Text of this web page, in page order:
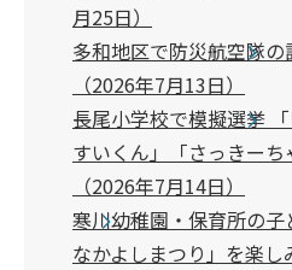
月25日）
多和地区で防災航空隊
（2026年7月13日）
長尾小学校で模擬選挙
すいくん」「さっきーち
（2026年7月14日）
寒川幼稚園・保育所の
なかよしまつり」を楽